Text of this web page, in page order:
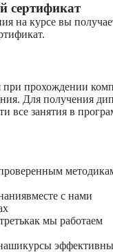
сертификат
на курсе вы
прохождении
Для получения
все занятия в
вместе с нами
как мы работаем
курсы эффективны